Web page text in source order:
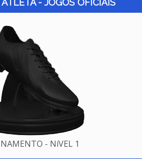
- JOGOS OFICIAIS
- NíVEL 1